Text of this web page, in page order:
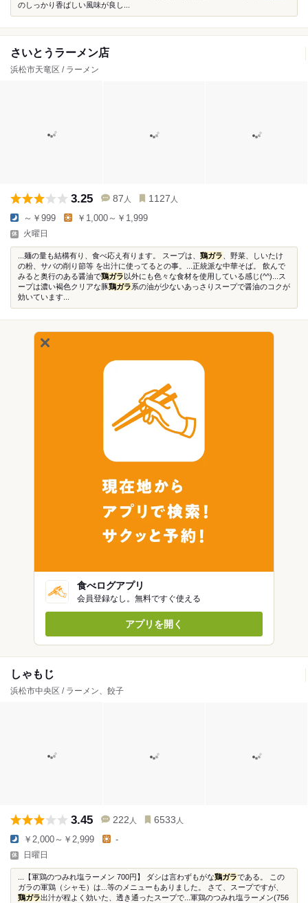
のしっかり香ばしい風味が良し...
さいとうラーメン店
浜松市天竜区 / ラーメン
3.25 87 人 1127 人
～￥999 ￥1,000～￥1,999
火曜日
...麺の量も結構有り、食べ応え有ります。 スープは、 鶏ガラ 、野菜、しいたけ
の粉、サバの削り節等 を出汁に使ってるとの事。...正統派な中華そば。 飲んで
みると奥行のある醤油で鶏ガラ 以外にも色々な食材を使用している感じ(^^)...ス
ープは濃い褐色クリアな豚鶏ガラ系の油が少ないあっさりスープで醤油のコクが
効いています...
食べログアプリ
会員登録なし。無料ですぐ使える
アプリを開く
しゃもじ
浜松市中央区 / ラーメン、餃子
3.45 222 人 6533 人
￥2,000～￥2,999 -
日曜日
...【軍鶏のつみれ塩ラーメン 700円】 ダシは言わずもがな鶏ガラである。 この
ガラの軍鶏（シャモ）は...等のメニューもありました。 さて、スープですが、
鶏ガラ出汁が程よく効いた、透き通ったスープで...軍鶏のつみれ塩ラーメン(756